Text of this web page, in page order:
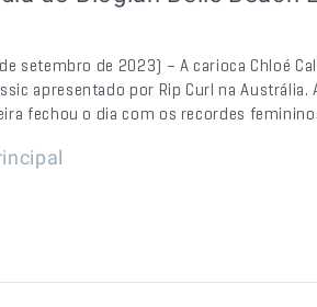
setembro de 2023) – A carioca Chloé
apresentado por Rip Curl na Austrália.
fechou o dia com os recordes